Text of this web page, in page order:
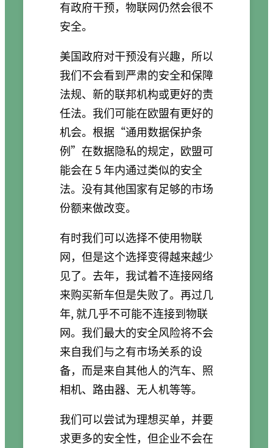
有政府干预，物联网仍然会很不
安全。
美国政府对干预没有兴趣，所以
我们不会看到严肃的安全和保障
法规、新的联邦机构或更好的责
任法。我们可能在欧盟有更好的
机会。根据“通用数据保护条
例”在数据隐私的规定，欧盟可
能会在 5 年内通过类似的安全
法。没有其他国家有足够的市场
份额来做改变。
有时我们可以选择不使用物联
网，但是这个选择变得越来越少
见了。去年，我试着不连接网络
来购买新车但是失败了。再过几
年, 就几乎不可能不连接到物联
网。我们最大的安全风险将不会
来自我们与之有市场关系的设
备，而是来自其他人的汽车、照
相机、路由器、无人机等等。
我们可以尝试为理想买单，并要
求更多的安全性，但企业不会在